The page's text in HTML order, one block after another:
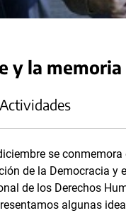
y la memoria
se conmemora
de la Democracia y
de los Derechos
algunas